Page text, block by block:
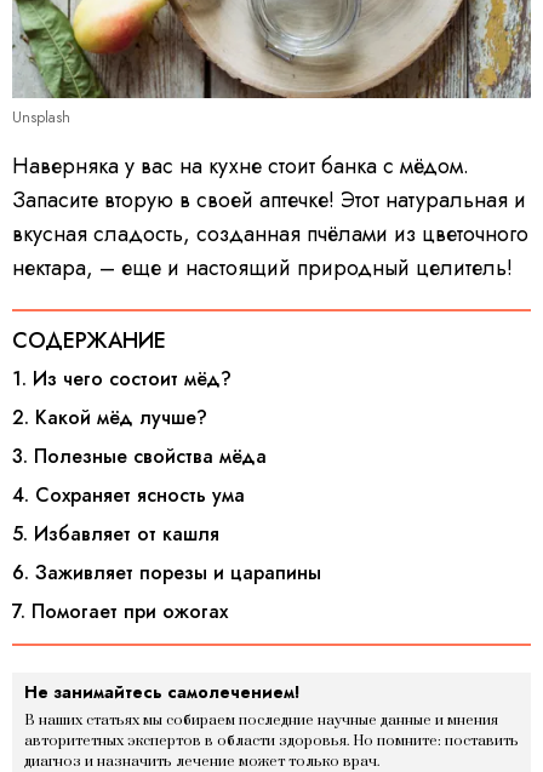
Unsplash
Наверняка у вас на кухне стоит банка с мёдом.
Запасите вторую в своей аптечке! Этот натуральная и
вкусная сладость, созданная пчёлами из цветочного
нектара, – еще и настоящий природный целитель!
СОДЕРЖАНИЕ
1. Из чего состоит мёд?
2. Какой мёд лучше?
3. Полезные свойства мёда
4. Сохраняет ясность ума
5. Избавляет от кашля
6. Заживляет порезы и царапины
7. Помогает при ожогах
Не занимайтесь самолечением!
В наших статьях мы собираем последние научные данные и мнения
авторитетных экспертов в области здоровья. Но помните: поставить
диагноз и назначить лечение может только врач.